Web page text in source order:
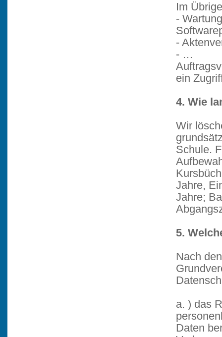
Im
-
-
- …
ein
4. Wie
Wir
Schule.
Jahre,
Jahre;
5.
Nach
a. ) das
Daten